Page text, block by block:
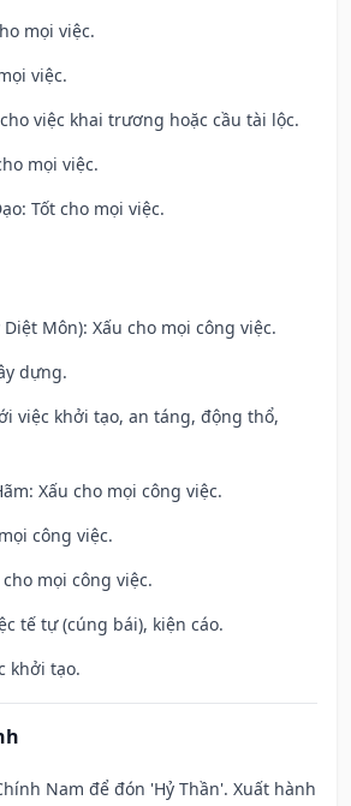
mọi việc.
việc.
việc khai trương hoặc cầu tài lộc.
mọi việc.
Tốt cho mọi việc.
Môn): Xấu cho mọi công việc.
dựng.
việc khởi tạo, an táng, động thổ,
Xấu cho mọi công việc.
công việc.
mọi công việc.
tế tự (cúng bái), kiện cáo.
khởi tạo.
Nam để đón 'Hỷ Thần'. Xuất hành